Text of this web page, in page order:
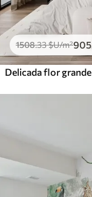
1508.33$U/m²905
Delicada flor grande